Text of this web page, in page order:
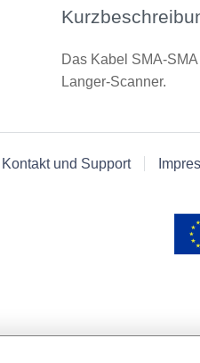
Das Kabel SMA-
Langer-Scanner.
Kontakt und Support